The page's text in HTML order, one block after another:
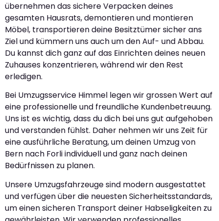
übernehmen das sichere Verpacken deines
gesamten Hausrats, demontieren und montieren
Möbel, transportieren deine Besitztümer sicher ans
Ziel und kümmern uns auch um den Auf- und Abbau.
Du kannst dich ganz auf das Einrichten deines neuen
Zuhauses konzentrieren, während wir den Rest
erledigen.
Bei Umzugsservice Himmel legen wir grossen Wert auf
eine professionelle und freundliche Kundenbetreuung.
Uns ist es wichtig, dass du dich bei uns gut aufgehoben
und verstanden fühlst. Daher nehmen wir uns Zeit für
eine ausführliche Beratung, um deinen Umzug von
Bern nach Forli individuell und ganz nach deinen
Bedürfnissen zu planen.
Unsere Umzugsfahrzeuge sind modern ausgestattet
und verfügen über die neuesten Sicherheitsstandards,
um einen sicheren Transport deiner Habseligkeiten zu